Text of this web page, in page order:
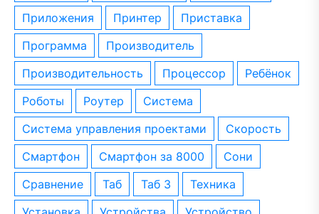
приложения
принтер
приставка
программа
производитель
производительность
процессор
ребёнок
роботы
роутер
система
система управления проектами
скорость
смартфон
смартфон за 8000
сони
сравнение
таб таб 3
техника